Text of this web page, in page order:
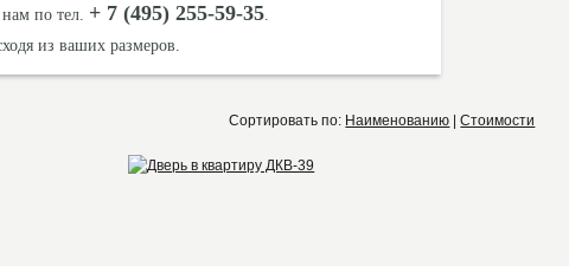
по тел. + 7 (495) 255-59-35.
из ваших размеров.
Сортировать по: Наименованию |Стоимости